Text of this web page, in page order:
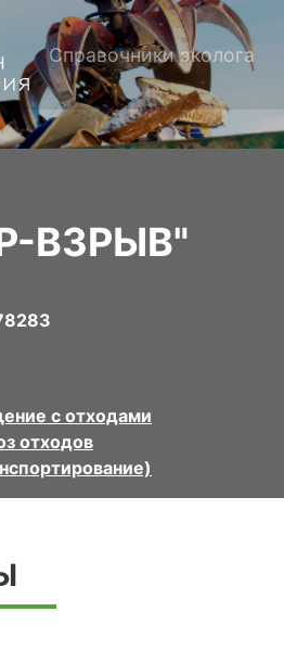
Справочники эколога
ВЗРЫВ"
с отходами
отходов